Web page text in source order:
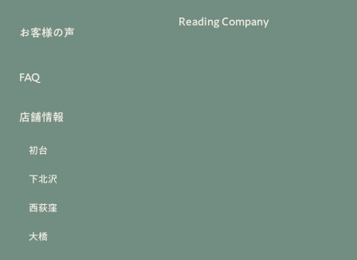
お客様の声
FAQ
店舗情報
初台
下北沢
西荻窪
大橋
Reading Company